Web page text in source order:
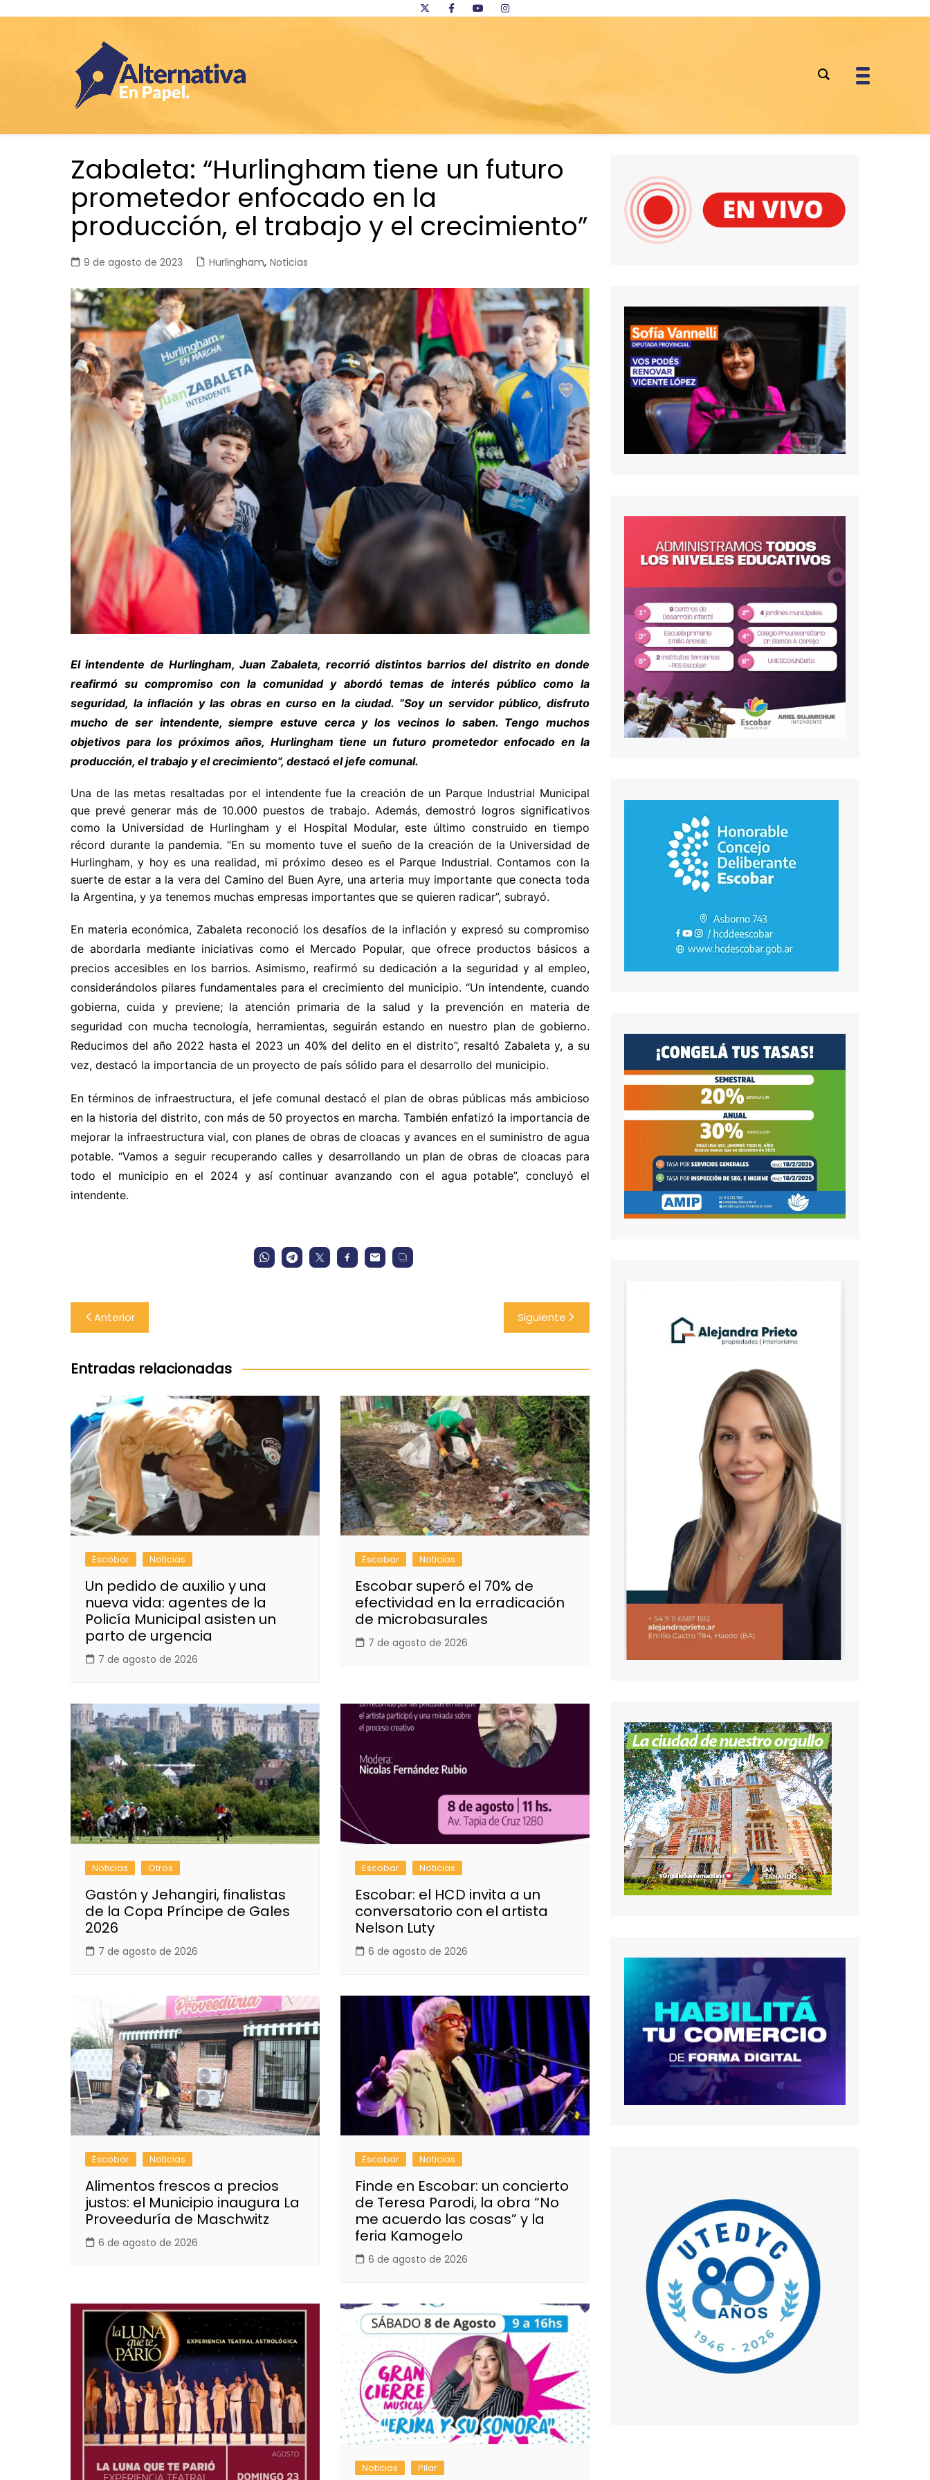
Zabaleta: “Hurlingham tiene un futuro
prometedor enfocado en la
producción, el trabajo y el crecimiento”
9 de agosto de 2023 Hurlingham, Noticias
El intendente de Hurlingham, Juan Zabaleta, recorrió distintos barrios del distrito en donde
reafirmó su compromiso con la comunidad y abordó temas de interés público como la
seguridad, la inflación y las obras en curso en la ciudad. “Soy un servidor público, disfruto
mucho de ser intendente, siempre estuve cerca y los vecinos lo saben. Tengo muchos
objetivos para los próximos años, Hurlingham tiene un futuro prometedor enfocado en la
producción, el trabajo y el crecimiento”, destacó el jefe comunal.
Una de las metas resaltadas por el intendente fue la creación de un Parque Industrial Municipal
que prevé generar más de 10.000 puestos de trabajo. Además, demostró logros significativos
como la Universidad de Hurlingham y el Hospital Modular, este último construido en tiempo
récord durante la pandemia. “En su momento tuve el sueño de la creación de la Universidad de
Hurlingham, y hoy es una realidad, mi próximo deseo es el Parque Industrial. Contamos con la
suerte de estar a la vera del Camino del Buen Ayre, una arteria muy importante que conecta toda
la Argentina, y ya tenemos muchas empresas importantes que se quieren radicar”, subrayó.
En materia económica, Zabaleta reconoció los desafíos de la inflación y expresó su compromiso
de abordarla mediante iniciativas como el Mercado Popular, que ofrece productos básicos a
precios accesibles en los barrios. Asimismo, reafirmó su dedicación a la seguridad y al empleo,
considerándolos pilares fundamentales para el crecimiento del municipio. “Un intendente, cuando
gobierna, cuida y previene; la atención primaria de la salud y la prevención en materia de
seguridad con mucha tecnología, herramientas, seguirán estando en nuestro plan de gobierno.
Reducimos del año 2022 hasta el 2023 un 40% del delito en el distrito”, resaltó Zabaleta y, a su
vez, destacó la importancia de un proyecto de país sólido para el desarrollo del municipio.
En términos de infraestructura, el jefe comunal destacó el plan de obras públicas más ambicioso
en la historia del distrito, con más de 50 proyectos en marcha. También enfatizó la importancia de
mejorar la infraestructura vial, con planes de obras de cloacas y avances en el suministro de agua
potable. “Vamos a seguir recuperando calles y desarrollando un plan de obras de cloacas para
todo el municipio en el 2024 y así continuar avanzando con el agua potable”, concluyó el
intendente.
Navegación
de
entradas
Anterior Siguiente
Entradas relacionadas
Escobar Noticias
Un pedido de auxilio y una
nueva vida: agentes de la
Policía Municipal asisten un
parto de urgencia
7 de agosto de 2026
Escobar Noticias
Escobar superó el 70% de
efectividad en la erradicación
de microbasurales
7 de agosto de 2026
Noticias Otros
Gastón y Jehangiri, finalistas
de la Copa Príncipe de Gales
2026
7 de agosto de 2026
Escobar Noticias
Escobar: el HCD invita a un
conversatorio con el artista
Nelson Luty
6 de agosto de 2026
Escobar Noticias
Alimentos frescos a precios
justos: el Municipio inaugura La
Proveeduría de Maschwitz
6 de agosto de 2026
Escobar Noticias
Finde en Escobar: un concierto
de Teresa Parodi, la obra “No
me acuerdo las cosas” y la
feria Kamogelo
6 de agosto de 2026
Noticias Pilar